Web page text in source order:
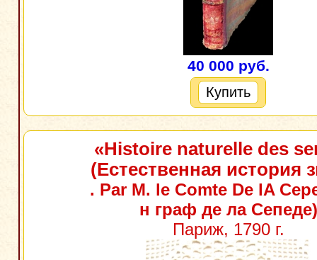
40 000 руб.
Купить
«Histoire naturelle des
(Естественная история
. Par M. le Comte De lA
н граф де ла Сепеде)
Париж, 1790 г.